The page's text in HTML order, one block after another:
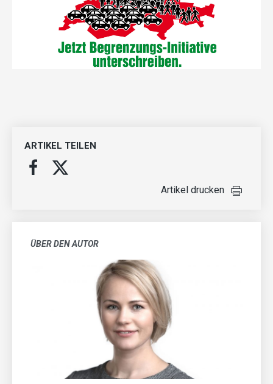
ARTIKEL TEILEN
Artikel drucken
ÜBER DEN AUTOR